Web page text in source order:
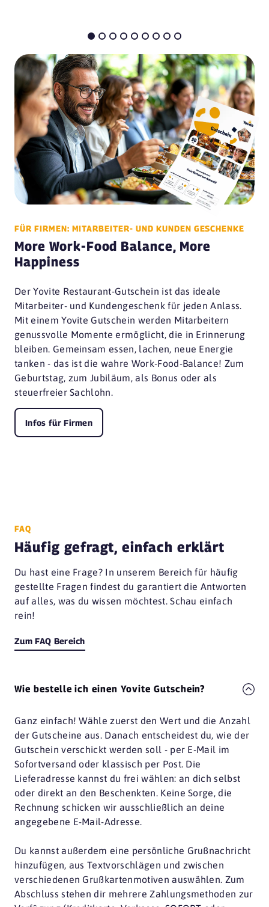
FÜR FIRMEN: MITARBEITER- UND KUNDEN GESCHENKE
More Work-Food Balance, More
Happiness
Der Yovite Restaurant-Gutschein ist das ideale
Mitarbeiter- und Kundengeschenk für jeden Anlass.
Mit einem Yovite Gutschein werden Mitarbeitern
genussvolle Momente ermöglicht, die in Erinnerung
bleiben. Gemeinsam essen, lachen, neue Energie
tanken - das ist die wahre Work-Food-Balance! Zum
Geburtstag, zum Jubiläum, als Bonus oder als
steuerfreier Sachlohn.
Infos für Firmen
FAQ
Häufig gefragt, einfach erklärt
Du hast eine Frage? In unserem Bereich für häufig
gestellte Fragen findest du garantiert die Antworten
auf alles, was du wissen möchtest. Schau einfach
rein!
Zum FAQ Bereich
Wie bestelle ich einen Yovite Gutschein?
Ganz einfach! Wähle zuerst den Wert und die Anzahl
der Gutscheine aus. Danach entscheidest du, wie der
Gutschein verschickt werden soll - per E-Mail im
Sofortversand oder klassisch per Post. Die
Lieferadresse kannst du frei wählen: an dich selbst
oder direkt an den Beschenkten. Keine Sorge, die
Rechnung schicken wir ausschließlich an deine
angegebene E-Mail-Adresse.
Du kannst außerdem eine persönliche Grußnachricht
hinzufügen, aus Textvorschlägen und zwischen
verschiedenen Grußkartenmotiven auswählen. Zum
Abschluss stehen dir mehrere Zahlungsmethoden zur